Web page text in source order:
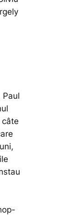
Paul